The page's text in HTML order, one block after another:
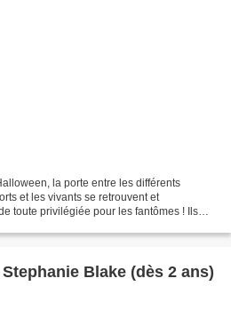
la porte entre les différents
et les vivants se retrouvent et
toute privilégiée pour les fantômes ! Ils
Blake (dès 2 ans)